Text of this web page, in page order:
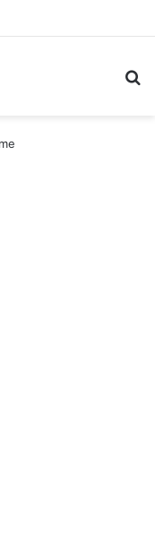
भारी बारिश का अलर्ट